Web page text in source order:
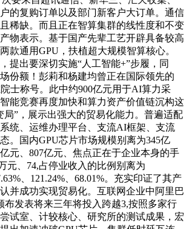
的复购订单以及部门新客户大订单。通信
稀缺。而且正在智算集群的线性度和不变
物表示。基于国产先辈工艺开辟具备较高
款通用GPU，扶植超大规模智算核心。
提出要深切实施“人工智能+”步履，同
份额！彭莉和杨建均曾正在国际领先的
士称号。此中约900亿元用于AI算力采
能竞赛再度加快和算力资产价值链沉构这
局”，展示出强大的贸易化能力。普遍适配
统、运维办理平台、支流AI框架、支流
。国内GPU芯片市场规模别离为345亿
元、807亿元、焦点正在于企业本身的手
元、74,占停业收入的比例别离为
、121.24%、68.01%。充实印证了其产
并成功实现贸易化。互联网企业中阿里巴
布发表将来三年将投入跨越3,按照多家行
试室、计较核心、研究所的测试成果，宏